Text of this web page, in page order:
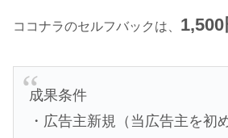
ココナラのセルフバックは、 1,500
成果条件
・広告主新規（当広告主を初